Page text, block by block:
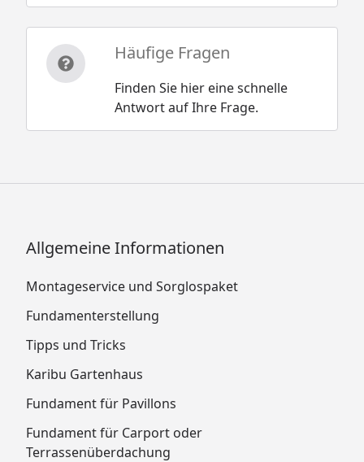
Häufige Fragen
Finden Sie hier eine schnelle
Antwort auf Ihre Frage.
Allgemeine Informationen
Montageservice und Sorglospaket
Fundamenterstellung
Tipps und Tricks
Karibu Gartenhaus
Fundament für Pavillons
Fundament für Carport oder
Terrassenüberdachung